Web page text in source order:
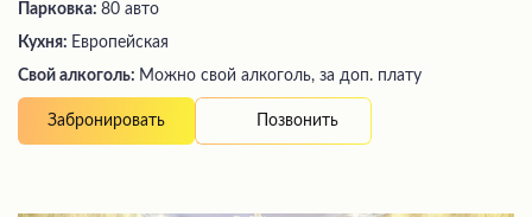
Парковка: 80 авто
Кухня: Европейская
Свой алкоголь: Можно свой алкоголь, за доп. плату
Забронировать Позвонить